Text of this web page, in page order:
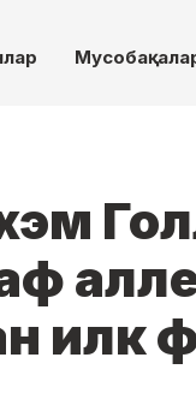
илк